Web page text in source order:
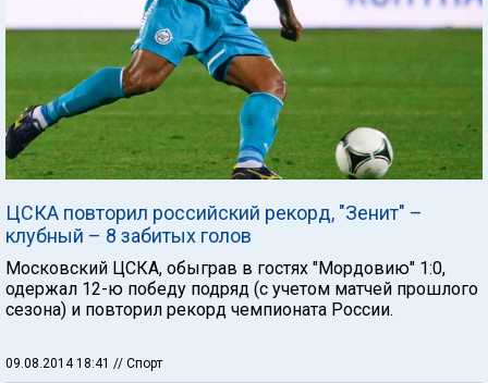
ЦСКА повторил российский рекорд, "Зенит" –
клубный – 8 забитых голов
Московский ЦСКА, обыграв в гостях "Мордовию" 1:0,
одержал 12-ю победу подряд (с учетом матчей прошлого
сезона) и повторил рекорд чемпионата России.
09.08.2014 18:41 // Спорт